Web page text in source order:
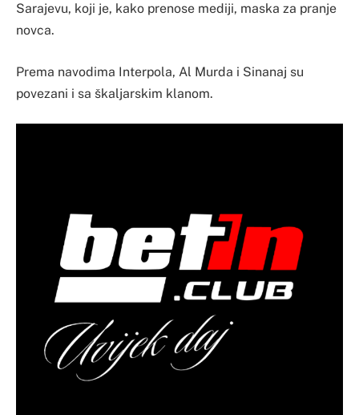
Sarajevu, koji je, kako prenose mediji, maska za pranje
novca.
Prema navodima Interpola, Al Murda i Sinanaj su
povezani i sa škaljarskim klanom.